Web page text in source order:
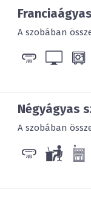
A szobában
Négyágyas
A szobában